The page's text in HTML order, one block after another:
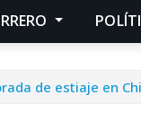
de estiaje en